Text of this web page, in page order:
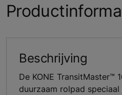
Beschrijving
De KONE TransitMaster™
duurzaam rolpad